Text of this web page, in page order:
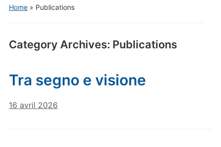
Home» Publications
Category Archives: Publications
Tra segno e visione
16 avril 2026